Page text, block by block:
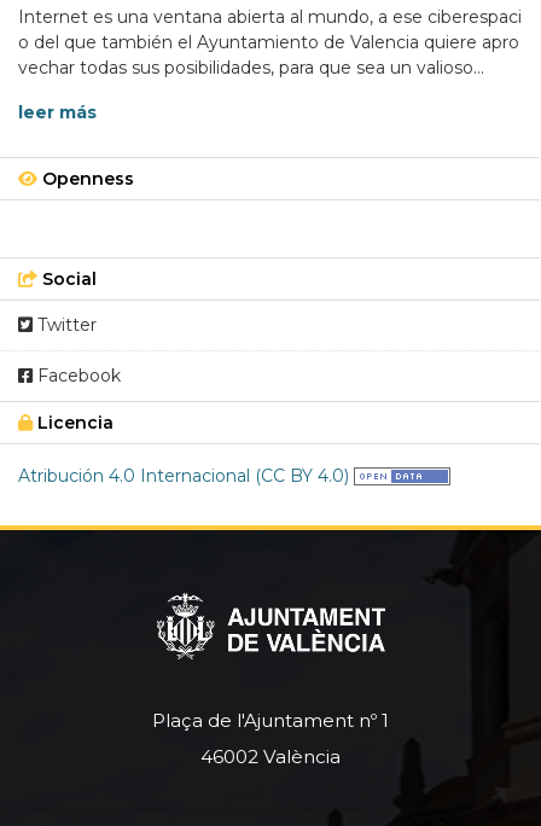
Internet es una ventana abierta al mundo, a ese ciberespaci
o del que también el Ayuntamiento de Valencia quiere apro
vechar todas sus posibilidades, para que sea un valioso...
leer más
Openness
Social
Twitter
Facebook
Licencia
Atribución 4.0 Internacional (CC BY 4.0)
Plaça de l'Ajuntament nº 1
46002 València